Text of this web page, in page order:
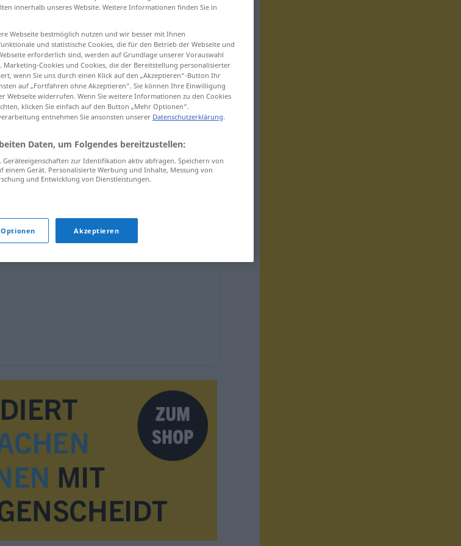
innerhalb unseres Website. Weitere Informationen finden Sie in
Webseite bestmöglich nutzen und wir besser mit Ihnen
und statistische Cookies, die für den Betrieb der Webseite und
erforderlich sind, werden auf Grundlage unserer Vorauswahl
Cookies und Cookies, die der Bereitstellung personalisierter
wenn Sie uns durch einen Klick auf den „Akzeptieren“-Button Ihr
auf „Fortfahren ohne Akzeptieren“. Sie können Ihre Einwilligung
Webseite widerrufen. Wenn Sie weitere Informationen zu den Cookies
klicken Sie einfach auf den Button „Mehr Optionen“.
entnehmen Sie ansonsten unserer Datenschutzerklärung.
Daten, um Folgendes bereitzustellen:
Geräteeigenschaften zur Identifikation aktiv abfragen. Speichern von
Gerät. Personalisierte Werbung und Inhalte, Messung von
und Entwicklung von Dienstleistungen.
Akzeptieren